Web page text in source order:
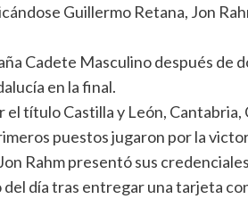
Guillermo Retana, Jon
Cadete Masculino después de
en la final.
título Castilla y León, Cantabria,
puestos jugaron por la
Rahm presentó sus
día tras entregar una tarjeta